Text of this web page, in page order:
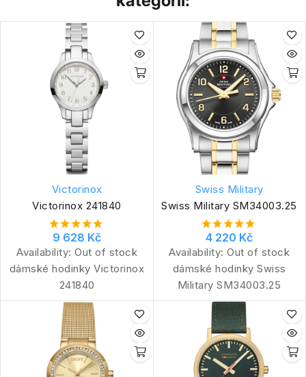
Victorinox
Victorinox 241840
9 628 Kč
Availability: Out of stock
dámské hodinky Victorinox
241840
Swiss Military
Swiss Military SM34003.25
4 220 Kč
Availability: Out of stock
dámské hodinky Swiss
Military SM34003.25